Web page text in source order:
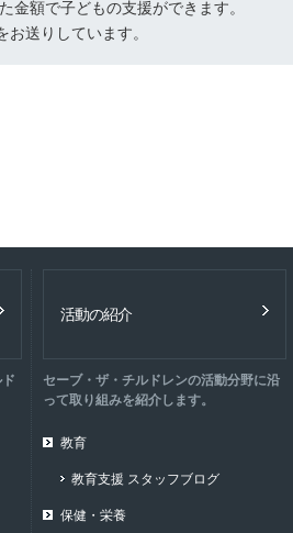
金額で子どもの支援ができます。
送りしています。
活動の紹介
セーブ・ザ・チルドレンの活動分野に沿
って取り組みを紹介します。
教育
教育支援 スタッフブログ
保健・栄養